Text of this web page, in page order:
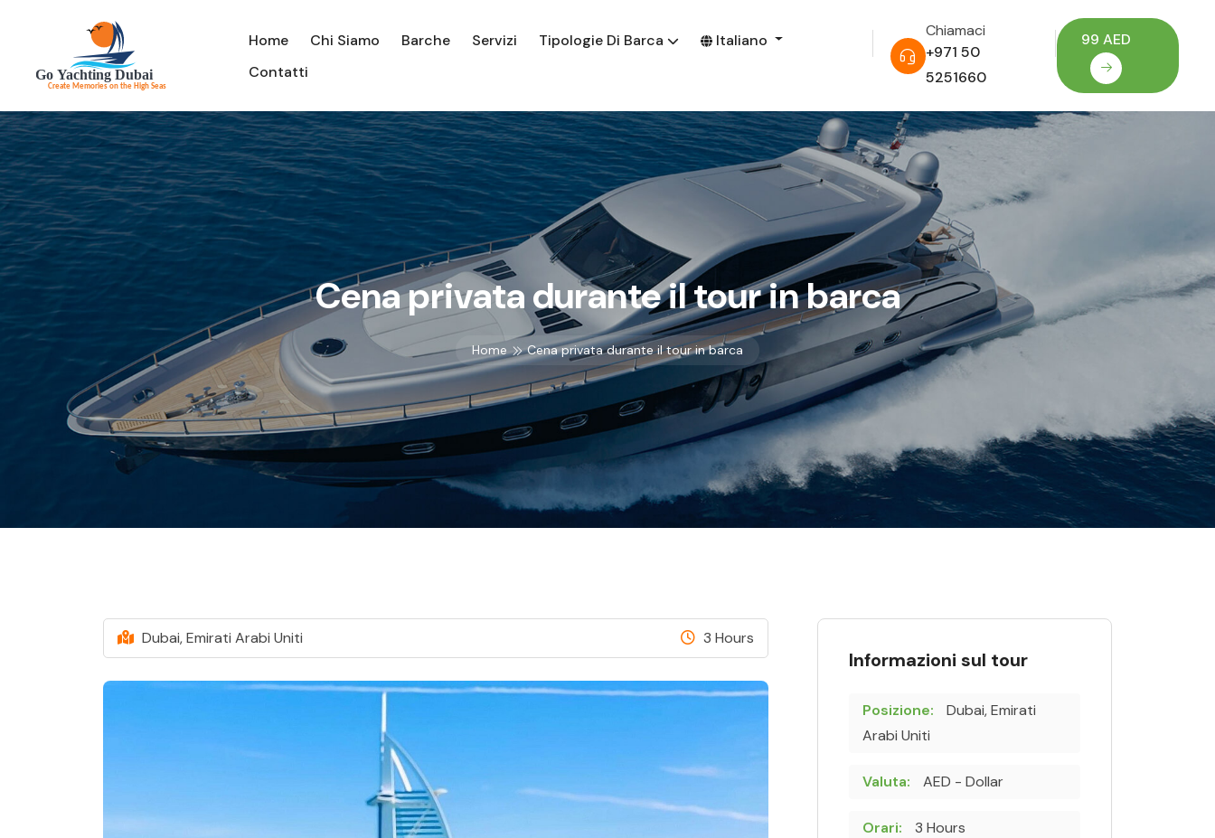
Home Chi Siamo Barche Servizi Tipologie Di Barca
Italiano
Contatti
Chiamaci
+971 50
5251660
99 AED
Cena privata durante il tour in barca
Home Cena privata durante il tour in barca
Dubai, Emirati Arabi Uniti 3 Hours
Informazioni sul tour
Posizione:
Dubai, Emirati
Arabi Uniti
Valuta: AED - Dollar
Orari: 3 Hours